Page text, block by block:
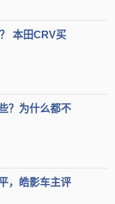
还有发动机机油乳化、
车的本田，如今竟然在
田crv和本田xrv的销量
本田CRV买
？为什么都不
，皓影车主评